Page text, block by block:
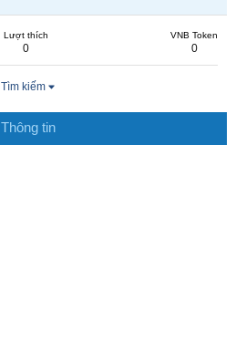
Lượt thích
0
VNB Token
0
Tìm kiếm
Thông tin